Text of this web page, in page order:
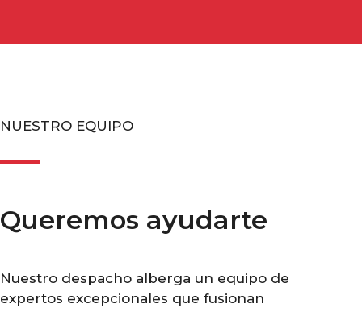
NUESTRO EQUIPO
Queremos ayudarte
Nuestro despacho alberga un equipo de
expertos excepcionales que fusionan